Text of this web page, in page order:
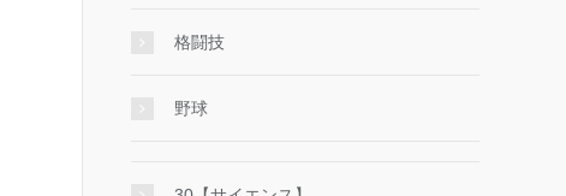
格闘技
野球